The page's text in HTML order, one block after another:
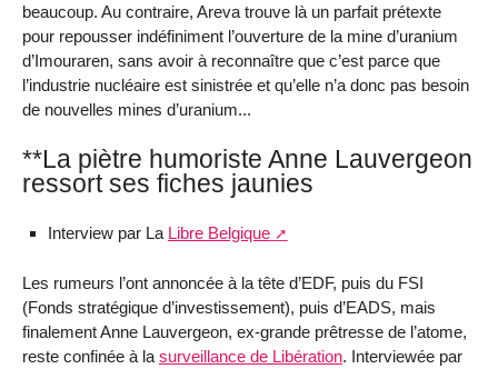
beaucoup. Au contraire, Areva trouve là un parfait prétexte
pour repousser indéfiniment l’ouverture de la mine d’uranium
d’Imouraren, sans avoir à reconnaître que c’est parce que
l’industrie nucléaire est sinistrée et qu’elle n’a donc pas besoin
de nouvelles mines d’uranium...
**La piètre humoriste Anne Lauvergeon
ressort ses fiches jaunies
Interview par La Libre Belgique
Les rumeurs l’ont annoncée à la tête d’EDF, puis du FSI
(Fonds stratégique d’investissement), puis d’EADS, mais
finalement Anne Lauvergeon, ex-grande prêtresse de l’atome,
reste confinée à la surveillance de Libération. Interviewée par